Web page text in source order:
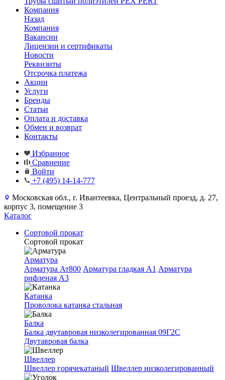
Компания
Назад
Компания
Вакансии
Лицензии и сертификаты
Новости
Реквизиты
Отсрочка платежа
Акции
Услуги
Бренды
Статьи
Оплата и доставка
Обмен и возврат
Контакты
Избранное
Сравнение
Войти
+7 (495) 14-14-777
Московская обл., г. Ивантеевка, Центральный проезд, д. 27,
корпус 3, помещение 3
Каталог
Сортовой прокат
Сортовой прокат
Арматура
Арматура Ат800 Арматура гладкая A1 Арматура
рифленая A3
Катанка
Проволока катанка стальная
Балка
Балка двутавровая низколегированная 09Г2С
Двутавровая балка
Швеллер
Швеллер горячекатаный Швеллер низколегированный